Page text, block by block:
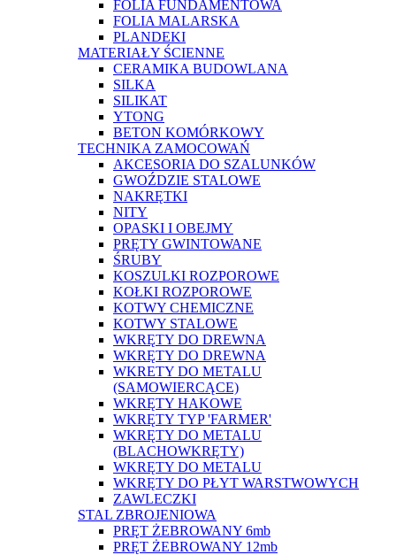
FOLIA FUNDAMENTOWA
FOLIA MALARSKA
PLANDEKI
MATERIAŁY ŚCIENNE
CERAMIKA BUDOWLANA
SILKA
SILIKAT
YTONG
BETON KOMÓRKOWY
TECHNIKA ZAMOCOWAŃ
AKCESORIA DO SZALUNKÓW
GWOŹDZIE STALOWE
NAKRĘTKI
NITY
OPASKI I OBEJMY
PRĘTY GWINTOWANE
ŚRUBY
KOSZULKI ROZPOROWE
KOŁKI ROZPOROWE
KOTWY CHEMICZNE
KOTWY STALOWE
WKRĘTY DO DREWNA
WKRĘTY DO DREWNA
WKRETY DO METALU
(SAMOWIERCĄCE)
WKRĘTY HAKOWE
WKRĘTY TYP 'FARMER'
WKRĘTY DO METALU
(BLACHOWKRĘTY)
WKRĘTY DO METALU
WKRĘTY DO PŁYT WARSTWOWYCH
ZAWLECZKI
STAL ZBROJENIOWA
PRĘT ŻEBROWANY 6mb
PRĘT ŻEBROWANY 12mb